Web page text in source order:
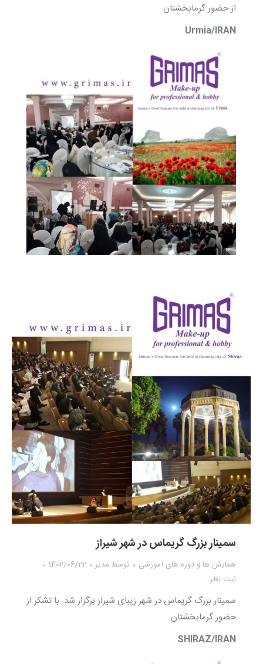
از حضور گرمابخشتان
Urmia/IRAN
سمینار بزرگ گریماس در شهر شیراز
همایش ها و دوره های آموزشی توسط مدیر
1402/06/22
ثبت نظر
سمینار بزرگ گریماس در شهر زیبای شیراز برگزار شد. با تشکر از
حضور گرمابخشتان
SHIRAZ/IRAN